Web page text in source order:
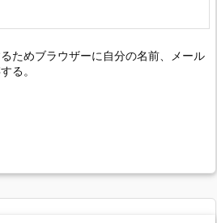
ためブラウザーに自分の名前、メール
る。